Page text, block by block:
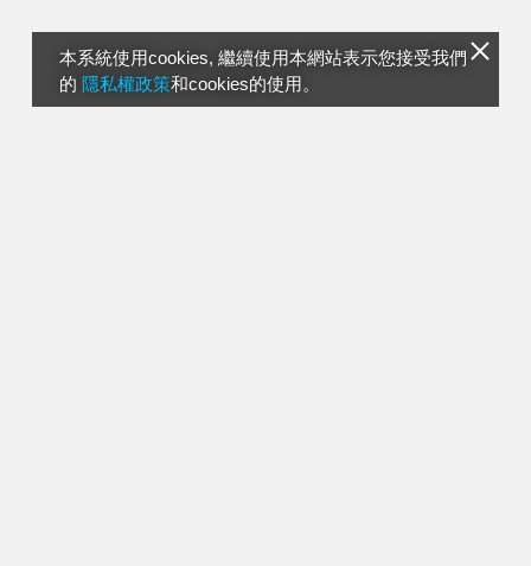
本系統使用cookies, 繼續使用本網站表示您接受我們
的 隱私權政策和cookies的使用。